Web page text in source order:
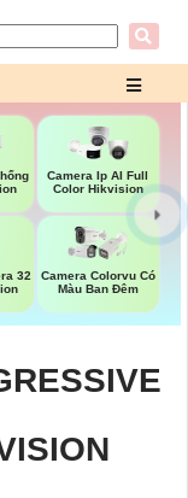
Camera Ip AI Full
Color Hikvision
32
Camera Colorvu Có
Màu Ban Đêm